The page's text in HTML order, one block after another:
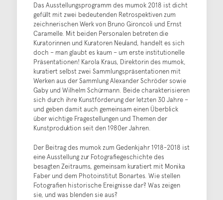
Das Ausstellungsprogramm des mumok 2018 ist dicht
gefüllt mit zwei bedeutenden Retrospektiven zum
zeichnerischen Werk von Bruno Gironcoli und Ernst
Caramelle. Mit beiden Personalen betreten die
Kuratorinnen und Kuratoren Neuland, handelt es sich
doch – man glaubt es kaum – um erste institutionelle
Präsentationen! Karola Kraus, Direktorin des mumok,
kuratiert selbst zwei Sammlungspräsentationen mit
Werken aus der Sammlung Alexander Schröder sowie
Gaby und Wilhelm Schürmann. Beide charakterisieren
sich durch ihre Kunstförderung der letzten 30 Jahre –
und geben damit auch gemeinsam einen Überblick
über wichtige Fragestellungen und Themen der
Kunstproduktion seit den 1980er Jahren.
Der Beitrag des mumok zum Gedenkjahr 1918-2018 ist
eine Ausstellung zur Fotografiegeschichte des
besagten Zeitraums, gemeinsam kuratiert mit Monika
Faber und dem Photoinstitut Bonartes. Wie stellen
Fotografien historische Ereignisse dar? Was zeigen
sie, und was blenden sie aus?